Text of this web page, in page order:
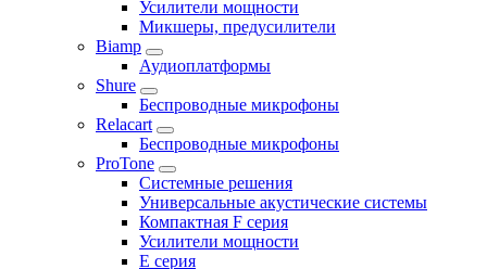
Усилители мощности
Микшеры, предусилители
Biamp
Аудиоплатформы
Shure
Беспроводные микрофоны
Relacart
Беспроводные микрофоны
ProTone
Системные решения
Универсальные акустические системы
Компактная F серия
Усилители мощности
E серия